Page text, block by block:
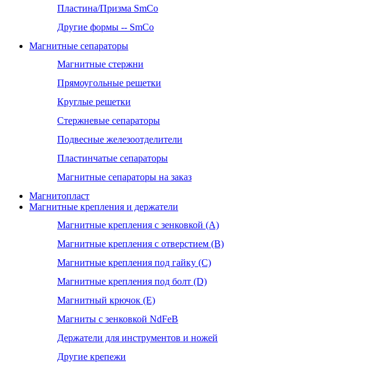
Пластина/Призма SmCo
Другие формы -- SmCo
Магнитные сепараторы
Магнитные стержни
Прямоугольные решетки
Круглые решетки
Стержневые сепараторы
Подвесные железоотделители
Пластинчатые сепараторы
Магнитные сепараторы на заказ
Магнитопласт
Магнитные крепления и держатели
Магнитные крепления с зенковкой (А)
Магнитные крепления с отверстием (В)
Магнитные крепления под гайку (С)
Магнитные крепления под болт (D)
Магнитный крючок (Е)
Магниты с зенковкой NdFeB
Держатели для инструментов и ножей
Другие крепежи